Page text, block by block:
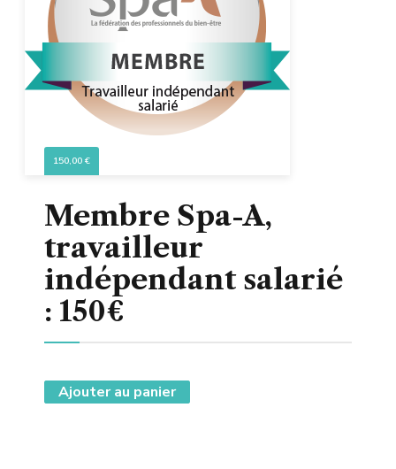
Membre Spa-A,
travailleur
indépendant salarié
: 150€
150,00 €
Ajouter au panier